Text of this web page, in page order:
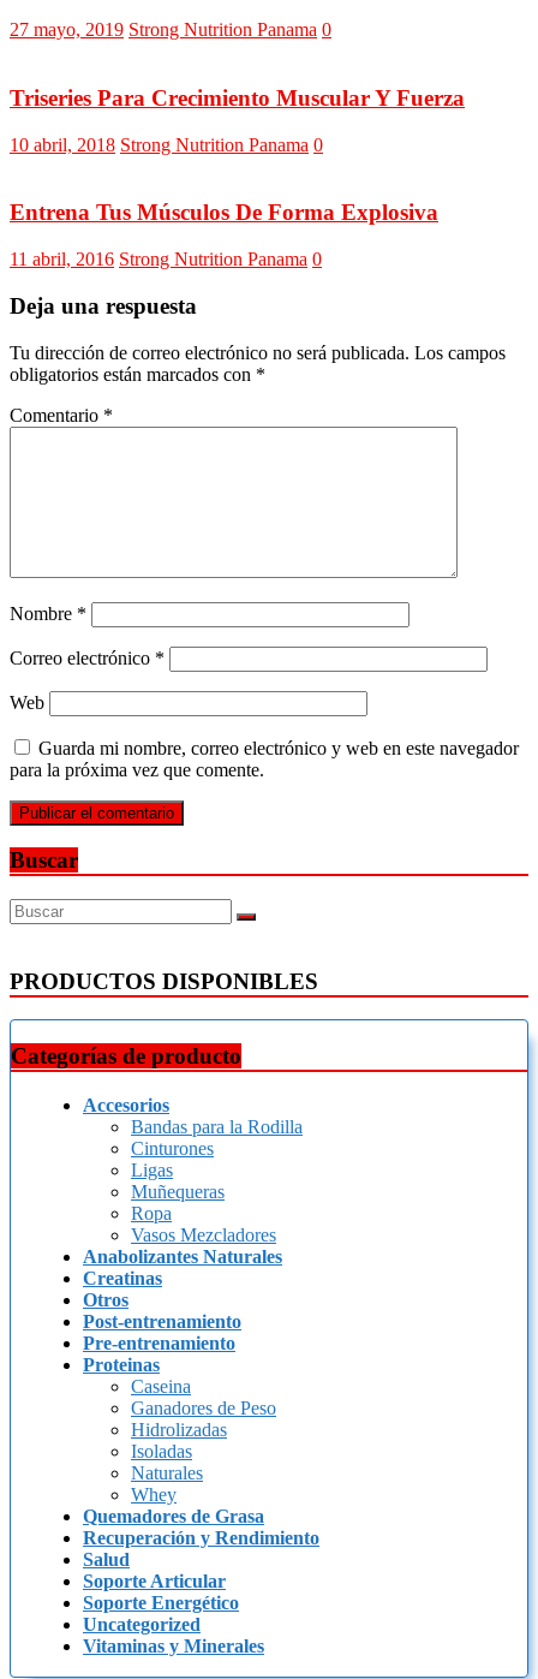
27 mayo, 2019 Strong Nutrition Panama 0
Triseries Para Crecimiento Muscular Y Fuerza
10 abril, 2018 Strong Nutrition Panama 0
Entrena Tus Músculos De Forma Explosiva
11 abril, 2016 Strong Nutrition Panama 0
Deja una respuesta
Tu dirección de correo electrónico no será publicada. Los campos
obligatorios están marcados con *
Comentario *
Nombre *
Correo electrónico *
Web
Guarda mi nombre, correo electrónico y web en este navegador
para la próxima vez que comente.
Buscar
PRODUCTOS DISPONIBLES
Categorías de producto
Accesorios
Bandas para la Rodilla
Cinturones
Ligas
Muñequeras
Ropa
Vasos Mezcladores
Anabolizantes Naturales
Creatinas
Otros
Post-entrenamiento
Pre-entrenamiento
Proteinas
Caseina
Ganadores de Peso
Hidrolizadas
Isoladas
Naturales
Whey
Quemadores de Grasa
Recuperación y Rendimiento
Salud
Soporte Articular
Soporte Energético
Uncategorized
Vitaminas y Minerales